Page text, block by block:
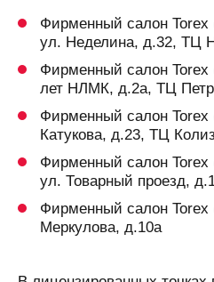
Фирменный салон
ул. Неделина, д.32, ТЦ
Фирменный салон
лет НЛМК, д.2а, ТЦ
Фирменный салон
Катукова, д.23, ТЦ
Фирменный салон
ул. Товарный проезд,
Фирменный салон
Меркулова, д.10а